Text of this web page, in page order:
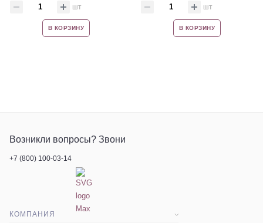
шт
В КОРЗИНУ
шт
В КОРЗИНУ
КОМПАНИЯ
Возникли вопросы? Звони
+7 (800) 100-03-14